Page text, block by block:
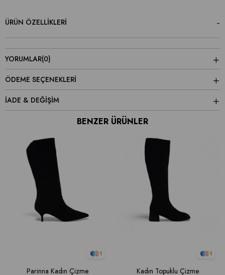
ÜRÜN ÖZELLIKLERI
YORUMLAR(0)
ÖDEME SEÇENEKLERI
İADE & DEĞİŞİM
BENZER ÜRÜNLER
1
Parinna Kadın Çizme
1
Kadın Topuklu Çizme